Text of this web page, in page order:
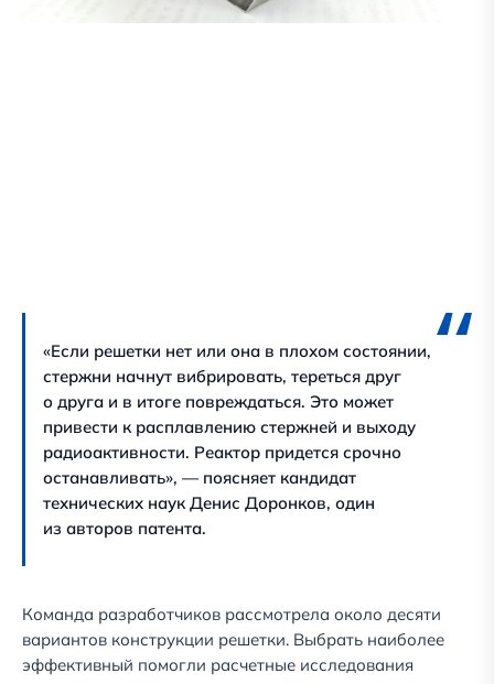
«Если решетки нет или она в плохом состоянии,
стержни начнут вибрировать, тереться друг
о друга и в итоге повреждаться. Это может
привести к расплавлению стержней и выходу
радиоактивности. Реактор придется срочно
останавливать», — поясняет кандидат
технических наук Денис Доронков, один
из авторов патента.
Команда разработчиков рассмотрела около десяти
вариантов конструкции решетки. Выбрать наиболее
эффективный помогли расчетные исследования